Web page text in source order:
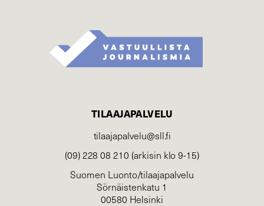
TILAAJAPALVELU
tilaajapalvelu@sll.fi
(09) 228 08 210 (arkisin klo 9-15)
Suomen Luonto/tilaajapalvelu
Sörnäistenkatu 1
00580 Helsinki